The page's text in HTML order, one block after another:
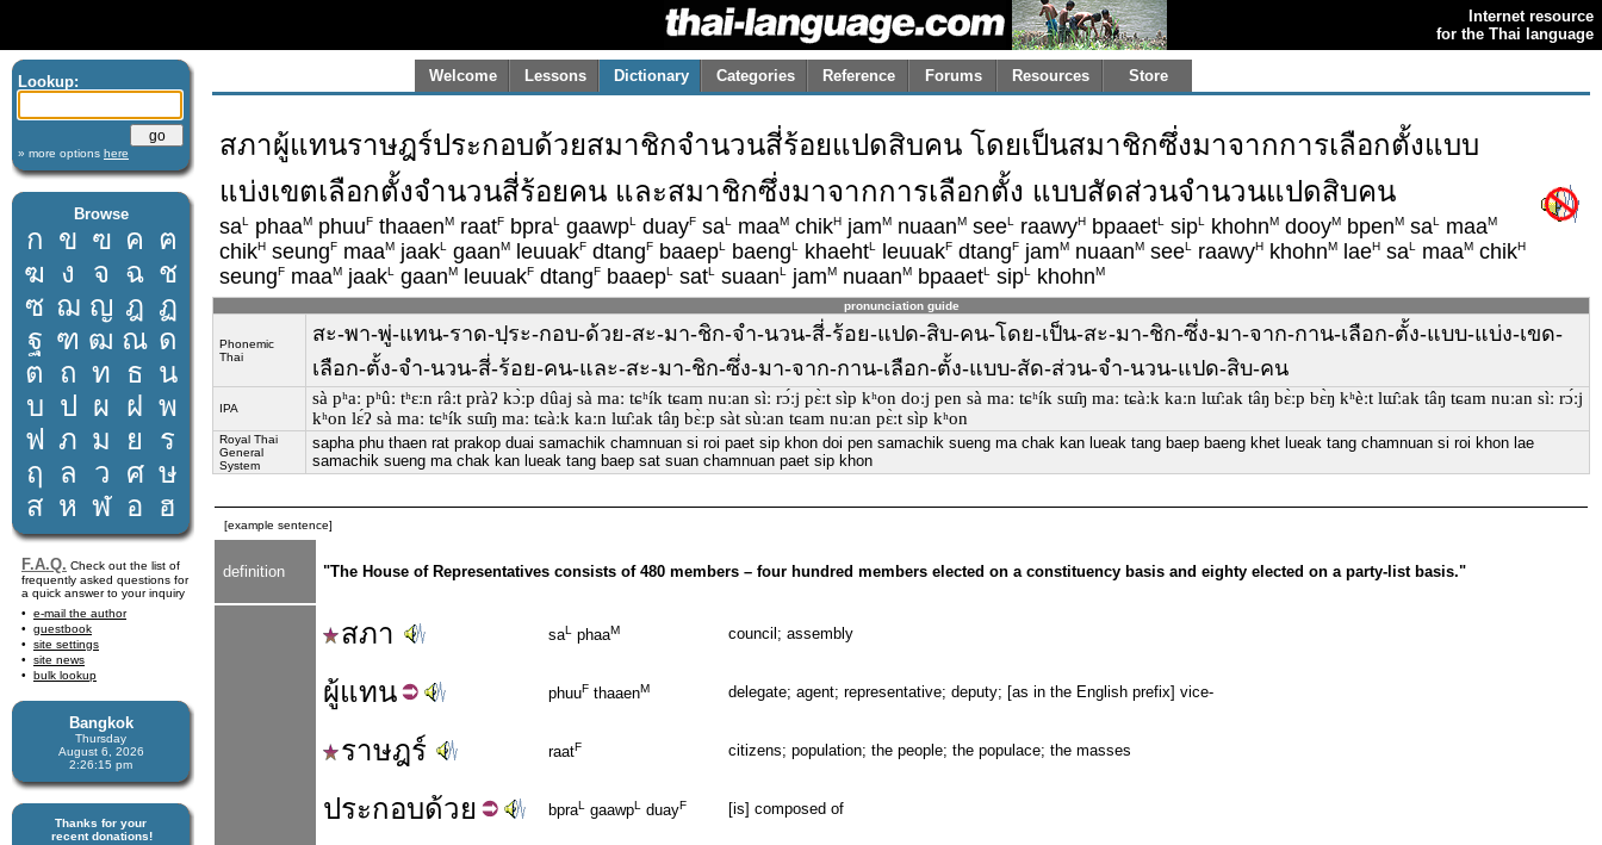
Internet resource
for the Thai language
Lookup:
» more options here
Browse
ก ข ฃ ค ฅ
ฆ ง จ ฉ ช
ซ ฌ ญ ฎ ฏ
ฐ ฑ ฒ ณ ด
ต ถ ท ธ น
บ ป ผ ฝ พ
ฟ ภ ม ย
ร
ฤ
ล ว ศ ษ
ส ห ฬ อ ฮ
F.A.Q. Check out the list of
frequently asked questions for
a quick answer to your inquiry
e-mail the author
guestbook
site settings
site news
bulk lookup
Bangkok
Thursday
August 6, 2026
2:26:16 pm
Thanks for your
recent donations!
Welcome Lessons Dictionary Categories Reference Forums Resources Store
สภาผู้แทนราษฎร์ประกอบด้วยสมาชิกจำนวนสี่ร้อยแปดสิบคน โดยเป็นสมาชิกซึ่งมาจากการเลือกตั้งแบบ
แบ่งเขตเลือกตั้งจำนวนสี่ร้อยคน และสมาชิกซึ่งมาจากการเลือกตั้ง แบบสัดส่วนจำนวนแปดสิบคน
saL phaaM phuuF thaaenM raatF bpraL gaawpL duayF saL maaM chikH jamM nuaanM seeL raawyH bpaaetL sipL khohnM dooyM bpenM saL maaM
chikH seungF maaM jaakL gaanM leuuakF dtangF baaepL baengL khaehtL leuuakF dtangF jamM nuaanM seeL raawyH khohnM laeH saL maaM chikH
seungF maaM jaakL gaanM leuuakF dtangF baaepL satL suaanL jamM nuaanM bpaaetL sipL khohnM
pronunciation guide
Phonemic
Thai
สะ-พา-พู่-แทน-ราด-ปฺระ-กอบ-ด้วย-สะ-มา-ชิก-จำ-นวน-สี่-ร้อย-แปด-สิบ-คน-โดย-เป็น-สะ-มา-ชิก-ซึ่ง-มา-จาก-กาน-เลือก-ตั้ง-แบบ-แบ่ง-เขด-
เลือก-ตั้ง-จำ-นวน-สี่-ร้อย-คน-และ-สะ-มา-ชิก-ซึ่ง-มา-จาก-กาน-เลือก-ตั้ง-แบบ-สัด-ส่วน-จำ-นวน-แปด-สิบ-คน
IPA
sà pʰaː pʰûː tʰɛːn râːt pràʔ kɔ̀ːp dûaj sà maː tɕʰík tɕam nuːan sìː rɔ́ːj pɛ̀ːt sìp kʰon doːj pen sà maː tɕʰík sɯ̂ŋ maː tɕàːk kaːn lɯ̂ːak tâŋ bɛ̀ːp bɛ̀ŋ kʰèːt lɯ̂ːak tâŋ tɕam nuːan sìː rɔ́ːj
kʰon lɛ́ʔ sà maː tɕʰík sɯ̂ŋ maː tɕàːk kaːn lɯ̂ːak tâŋ bɛ̀ːp sàt sùːan tɕam nuːan pɛ̀ːt sìp kʰon
Royal Thai
General
System
sapha phu thaen rat prakop duai samachik chamnuan si roi paet sip khon doi pen samachik sueng ma chak kan lueak tang baep baeng khet lueak tang chamnuan si roi khon lae
samachik sueng ma chak kan lueak tang baep sat suan chamnuan paet sip khon
[example sentence]
definition "The House of Representatives consists of 480 members – four hundred members elected on a constituency basis and eighty elected on a party-list basis."
สภา saL phaaM council; assembly
ผู้แทน phuuF thaaenM delegate; agent; representative; deputy; [as in the English prefix] vice-
ราษฎร์ raatF citizens; population; the people; the populace; the masses
ประกอบด้วย bpraL gaawpL duayF [is] composed of